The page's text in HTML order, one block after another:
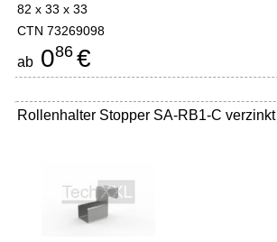
82 x 33 x 33
CTN 73269098
ab 086 €
Rollenhalter Stopper SA-RB1-C verzinkt